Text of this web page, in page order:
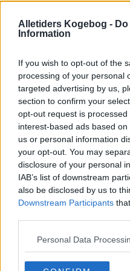
Alletiders Kogebog -
Information
If you wish to opt-out of the
processing of your personal
targeted advertising by us,
section to confirm your
opt-out request is
interest-based ads based
us or personal information
your opt-out. You may
disclosure of your personal
IAB’s list of downstream
also be disclosed by us to
Downstream Participants
Personal Data
Opskriftsinfo
Redigeret: 2024-05-18